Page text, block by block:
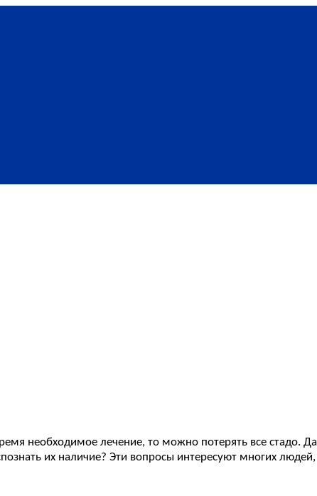
необходимое лечение, то можно потерять все стадо.
их наличие? Эти вопросы интересуют многих